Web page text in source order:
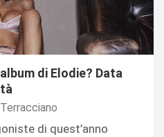
di Elodie? Data
di quest’anno